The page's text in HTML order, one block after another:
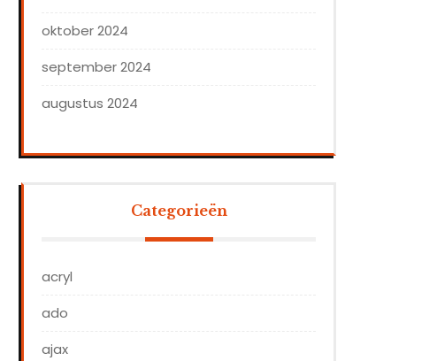
oktober 2024
september 2024
augustus 2024
Categorieën
acryl
ado
ajax